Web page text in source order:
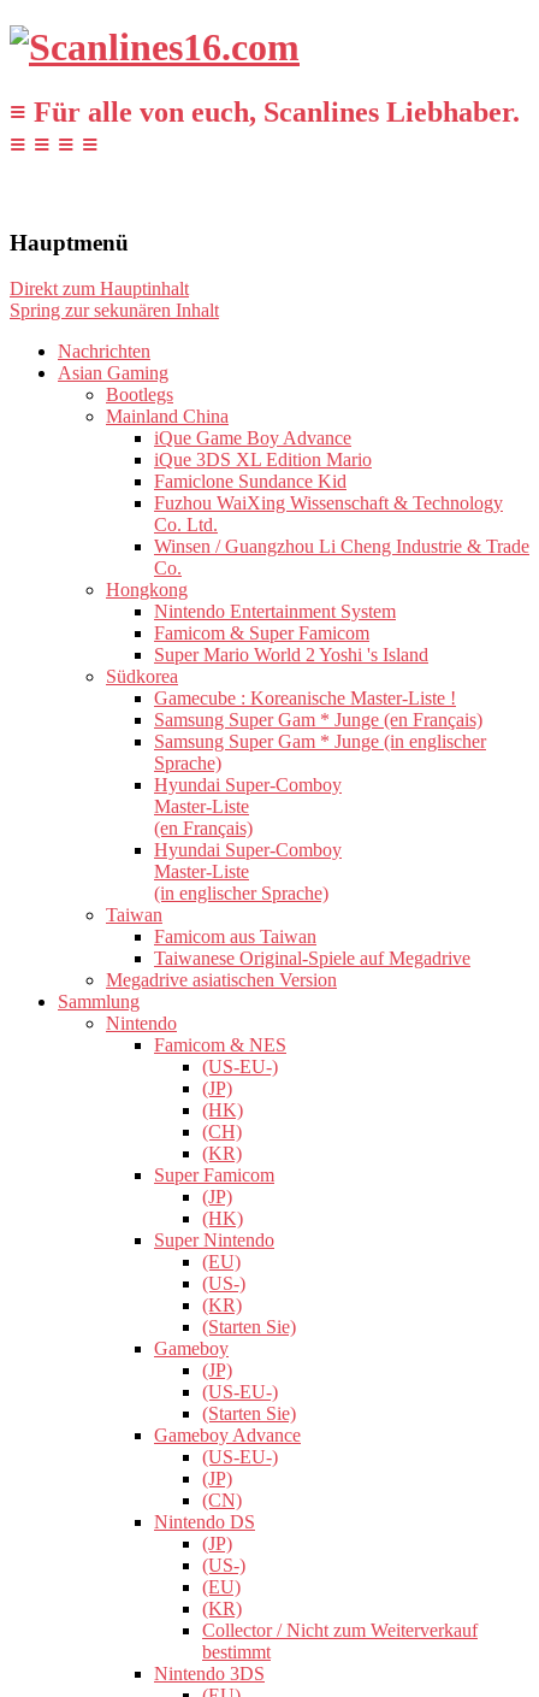
≡ Für alle von euch, Scanlines Liebhaber.
≡ ≡ ≡ ≡
Hauptmenü
Direkt zum Hauptinhalt
Spring zur sekunären Inhalt
Nachrichten
Asian Gaming
Bootlegs
Mainland China
iQue Game Boy Advance
iQue 3DS XL Edition Mario
Famiclone Sundance Kid
Fuzhou WaiXing Wissenschaft & Technology
Co. Ltd.
Winsen / Guangzhou Li Cheng Industrie & Trade
Co.
Hongkong
Nintendo Entertainment System
Famicom & Super Famicom
Super Mario World 2 Yoshi 's Island
Südkorea
Gamecube : Koreanische Master-Liste !
Samsung Super Gam * Junge (en Français)
Samsung Super Gam * Junge (in englischer
Sprache)
Hyundai Super-Comboy
Master-Liste
(en Français)
Hyundai Super-Comboy
Master-Liste
(in englischer Sprache)
Taiwan
Famicom aus Taiwan
Taiwanese Original-Spiele auf Megadrive
Megadrive asiatischen Version
Sammlung
Nintendo
Famicom & NES
(US-EU-)
(JP)
(HK)
(CH)
(KR)
Super Famicom
(JP)
(HK)
Super Nintendo
(EU)
(US-)
(KR)
(Starten Sie)
Gameboy
(JP)
(US-EU-)
(Starten Sie)
Gameboy Advance
(US-EU-)
(JP)
(CN)
Nintendo DS
(JP)
(US-)
(EU)
(KR)
Collector / Nicht zum Weiterverkauf
bestimmt
Nintendo 3DS